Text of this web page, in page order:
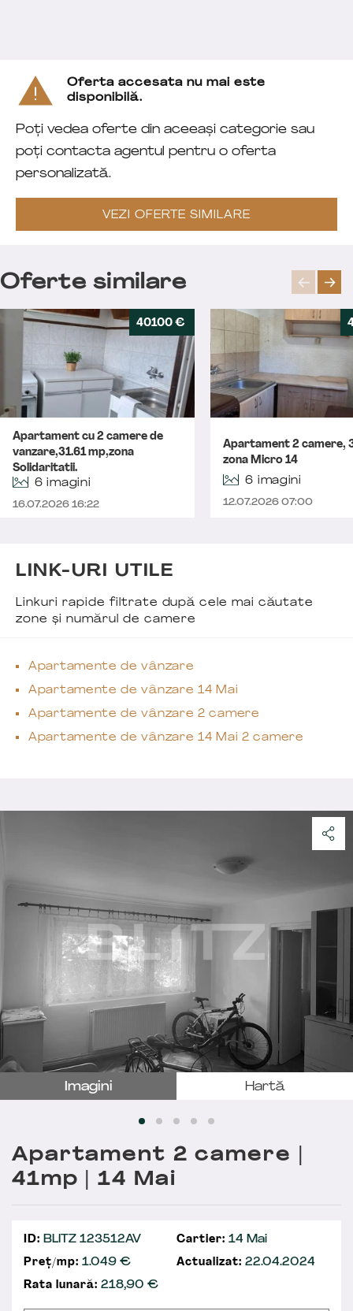
Oferta accesata nu mai este
disponibilă.
Poți vedea oferte din aceeași categorie sau
poți contacta agentul pentru o oferta
personalizată.
VEZI OFERTE SIMILARE
Oferte similare
40100 €
Apartament cu 2 camere de
vanzare,31.61 mp,zona
Solidaritatii.
6 imagini
16.07.2026 16:22
Apartament 2 camere,
zona Micro 14
6 imagini
12.07.2026 07:00
LINK-URI UTILE
Linkuri rapide filtrate după cele mai căutate
zone și numărul de camere
Apartamente de vânzare
Apartamente de vânzare 14 Mai
Apartamente de vânzare 2 camere
Apartamente de vânzare 14 Mai 2 camere
Imagini Hartă
Apartament 2 camere |
41mp | 14 Mai
ID: BLITZ 123512AV Cartier: 14 Mai
Preț/mp: 1.049 € Actualizat: 22.04.2024
Rata lunară: 218,90 €